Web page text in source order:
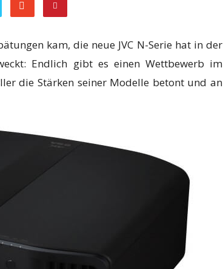
kam, die neue JVC N-Serie hat in der
Endlich gibt es einen Wettbewerb im
die Stärken seiner Modelle betont und an